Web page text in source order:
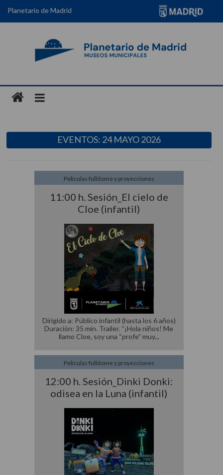
Planetario de Madrid
EVENTOS: 24 MAYO 2026
11:00 h. Sesión_El cielo de
Cloe (infantil)
Películas fulldome y proyecciones
Dirigido a: Público infantil (hasta los 6 años)
Duración: 35 min. Trailer. “¡Hola niños! Me
llamo Cloe, soy una “profe” muy
12:00 h. Sesión_Dinki Donki:
odisea en la Luna (infantil)
Películas fulldome y proyecciones